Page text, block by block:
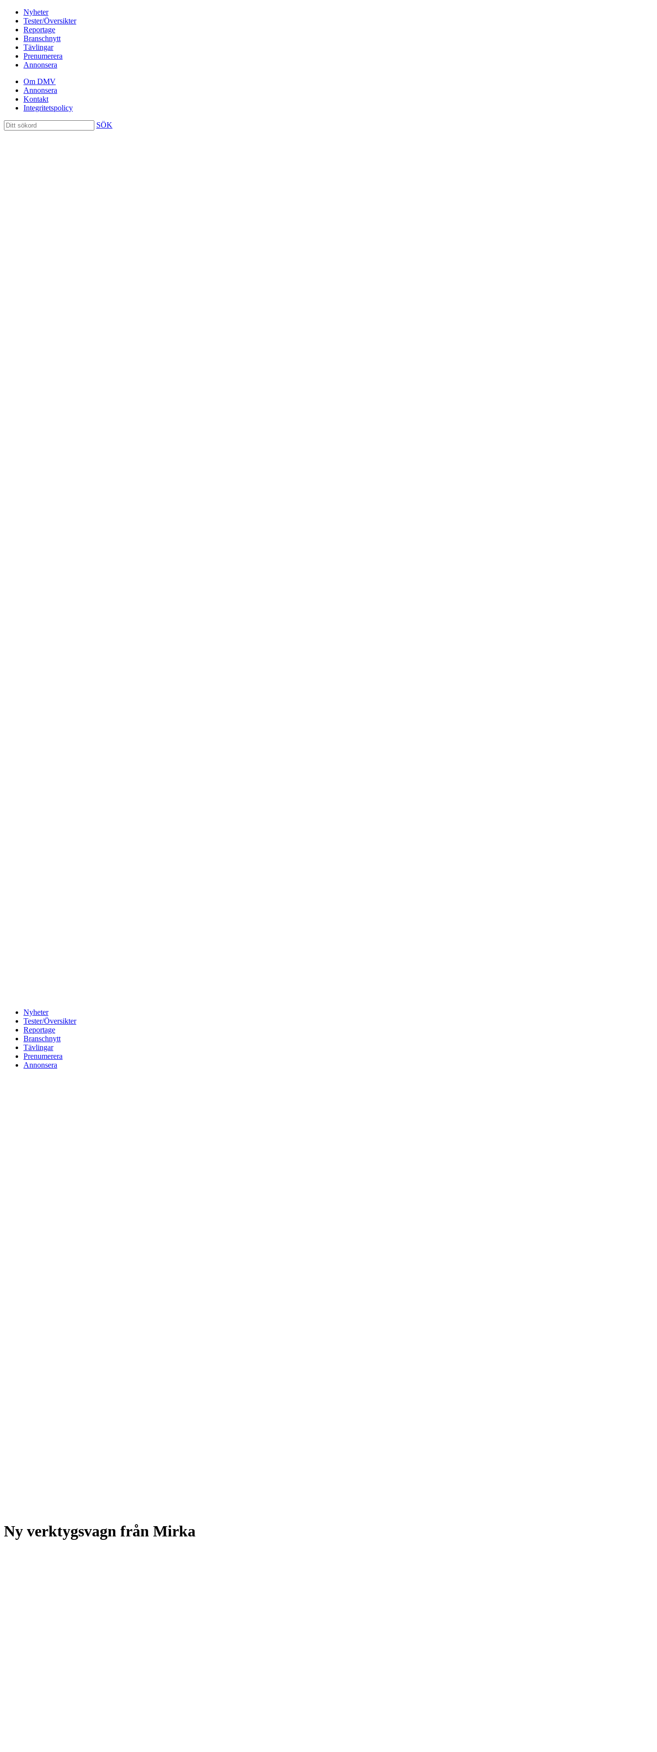
Nyheter
Tester/Översikter
Reportage
Branschnytt
Tävlingar
Prenumerera
Annonsera
Om DMV
Annonsera
Kontakt
Integritetspolicy
SÖK
Nyheter
Tester/Översikter
Reportage
Branschnytt
Tävlingar
Prenumerera
Annonsera
Ny verktygsvagn från Mirka